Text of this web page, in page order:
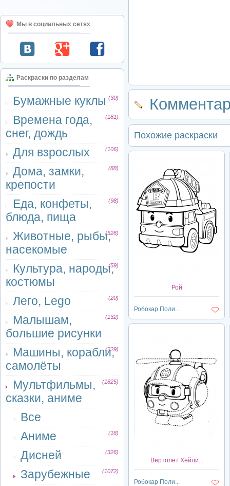
Мы в социальных сетях
Раскраски по разделам
Бумажные куклы (30)
Времена года,
снег, дождь
(181)
Для взрослых (106)
Дома, замки,
крепости
(88)
Еда, конфеты,
блюда, пища
(98)
Животные, рыбы,
насекомые
(528)
Культура, народы,
костюмы
(59)
Лего, Lego (20)
Малышам,
большие рисунки
(132)
Машины, корабли,
самолёты
(229)
Мультфильмы,
сказки, аниме
(1825)
Все
Аниме
(18)
Дисней (326)
Зарубежные (1072)
Похожие раскраски
Рой
Робокар Поли...
Вертолет Хейли...
Робокар Поли...